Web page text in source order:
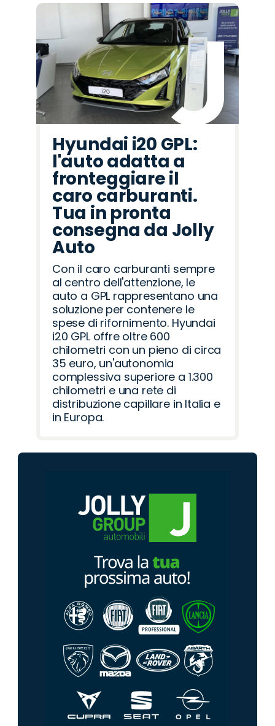
Hyundai i20 GPL:
l'auto adatta a
fronteggiare il
caro carburanti.
Tua in pronta
consegna da Jolly
Auto
Con il caro carburanti sempre
al centro dell'attenzione, le
auto a GPL rappresentano una
soluzione per contenere le
spese di rifornimento. Hyundai
i20 GPL offre oltre 600
chilometri con un pieno di circa
35 euro, un'autonomia
complessiva superiore a 1.300
chilometri e una rete di
distribuzione capillare in Italia e
in Europa.